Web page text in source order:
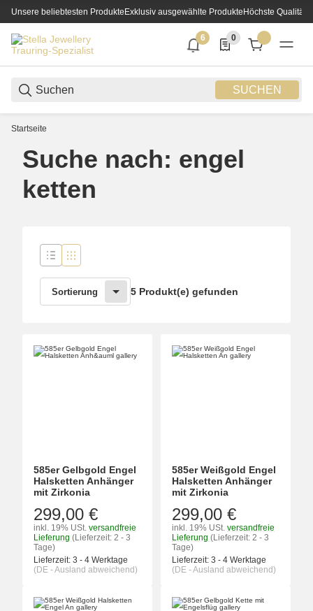
Unsere beliebtesten ProdukteExklusiv ausgewählte ProdukteHöchste Qualität
SUCHEN
6
6 neue Notifizierungen
0
0 Produkte in der
Startseite
Suche nach: engel
ketten
Sortierung 5 Produkt(e) gefunden
585er Gelbgold Engel
Halsketten Anhänger
mit Zirkonia
299,00 €
inkl. 19% USt. versandfreie
Lieferung (Lieferzeit: 2 - 3
Tage)
Lieferzeit: 3 - 4 Werktage
(DE - Ausland abweichend)
585er Weißgold Engel
Halsketten Anhänger
mit Zirkonia
299,00 €
inkl. 19% USt. versandfreie
Lieferung (Lieferzeit: 2 - 3
Tage)
Lieferzeit: 3 - 4 Werktage
(DE - Ausland abweichend)